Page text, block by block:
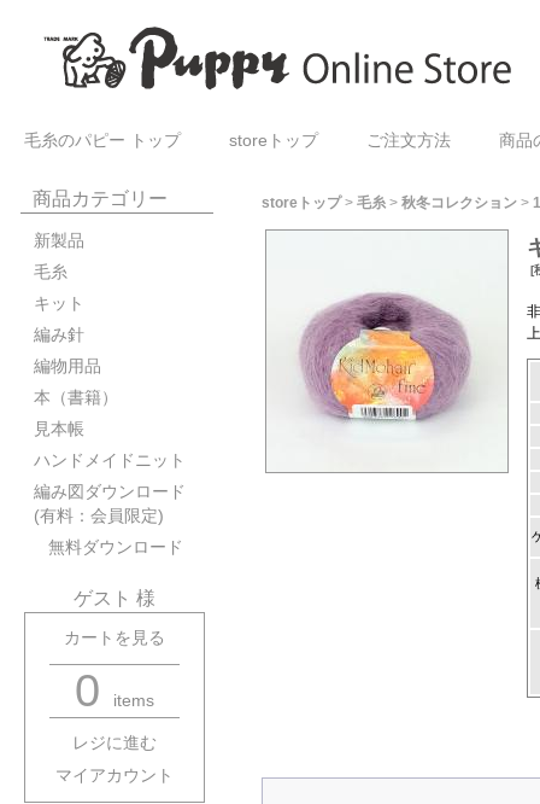
毛糸のパピー トップ storeトップ ご注文方法 商品
商品カテゴリー
新製品
毛糸
キット
編み針
編物用品
本（書籍）
見本帳
ハンドメイドニット
編み図ダウンロード
(有料：会員限定)
無料ダウンロード
ゲスト 様
カートを見る
0 items
レジに進む
マイアカウント
storeトップ> 毛糸 > 秋冬コレクション >
[